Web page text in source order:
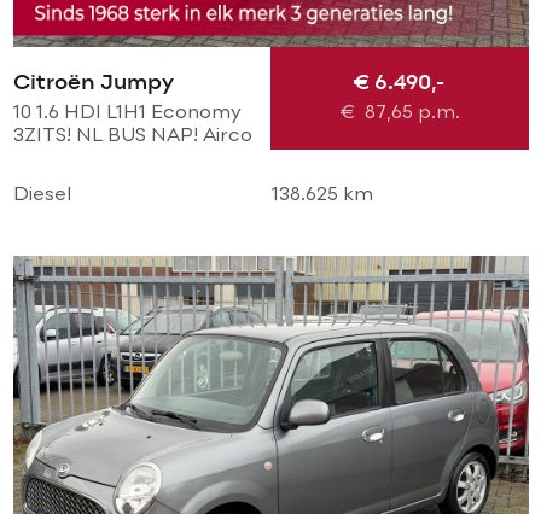
Citroën Jumpy
10 1.6 HDI L1H1 Economy
3ZITS! NL BUS NAP! Airco
Imperial l TOPSTAAT!
€ 6.490,-
€ 87,65 p.m.
Diesel 138.625 km